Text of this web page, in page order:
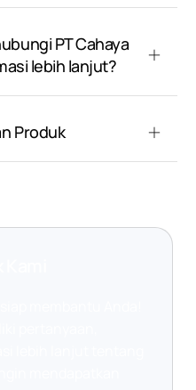
PT Cahaya
lebih lanjut?
Produk